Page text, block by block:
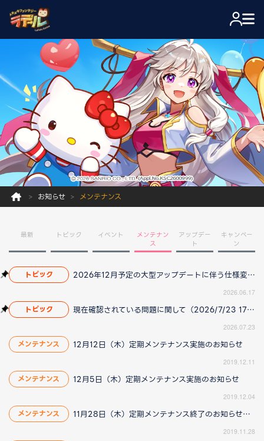
お知らせ メンテナンス
最新 トピック イベント
メンテナン
ス
アップデー
ト
キャンペー
ン
トピック 2026年12月予定の大型アップデートに伴う仕様変更のお知らせ
2026.06.17
トピック 現在確認されている問題に関して（2026/7/23 17:00更新）
2026.07.23
メンテナンス 12月12日（木）定期メンテナンス実施のお知らせ
2019.12.11
メンテナンス 12月5日（木）定期メンテナンス実施のお知らせ
2019.12.04
メンテナンス 11月28日（木）定期メンテナンス終了のお知らせ（11/28 16:58更新）
2019.11.28